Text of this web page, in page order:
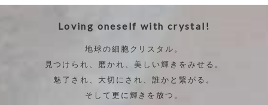
Loving oneself with crystal!
地球の細胞クリスタル。
見つけられ、磨かれ、美しい輝きをみせる。
魅了され、大切にされ、誰かと繋がる。
そして更に輝きを放つ。